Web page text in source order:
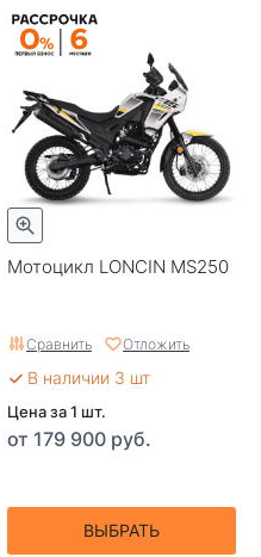
Мотоцикл LONCIN MS250
Сравнить Отложить
В наличии 3 шт
Цена за 1 шт.
от 179 900 руб.
ВЫБРАТЬ